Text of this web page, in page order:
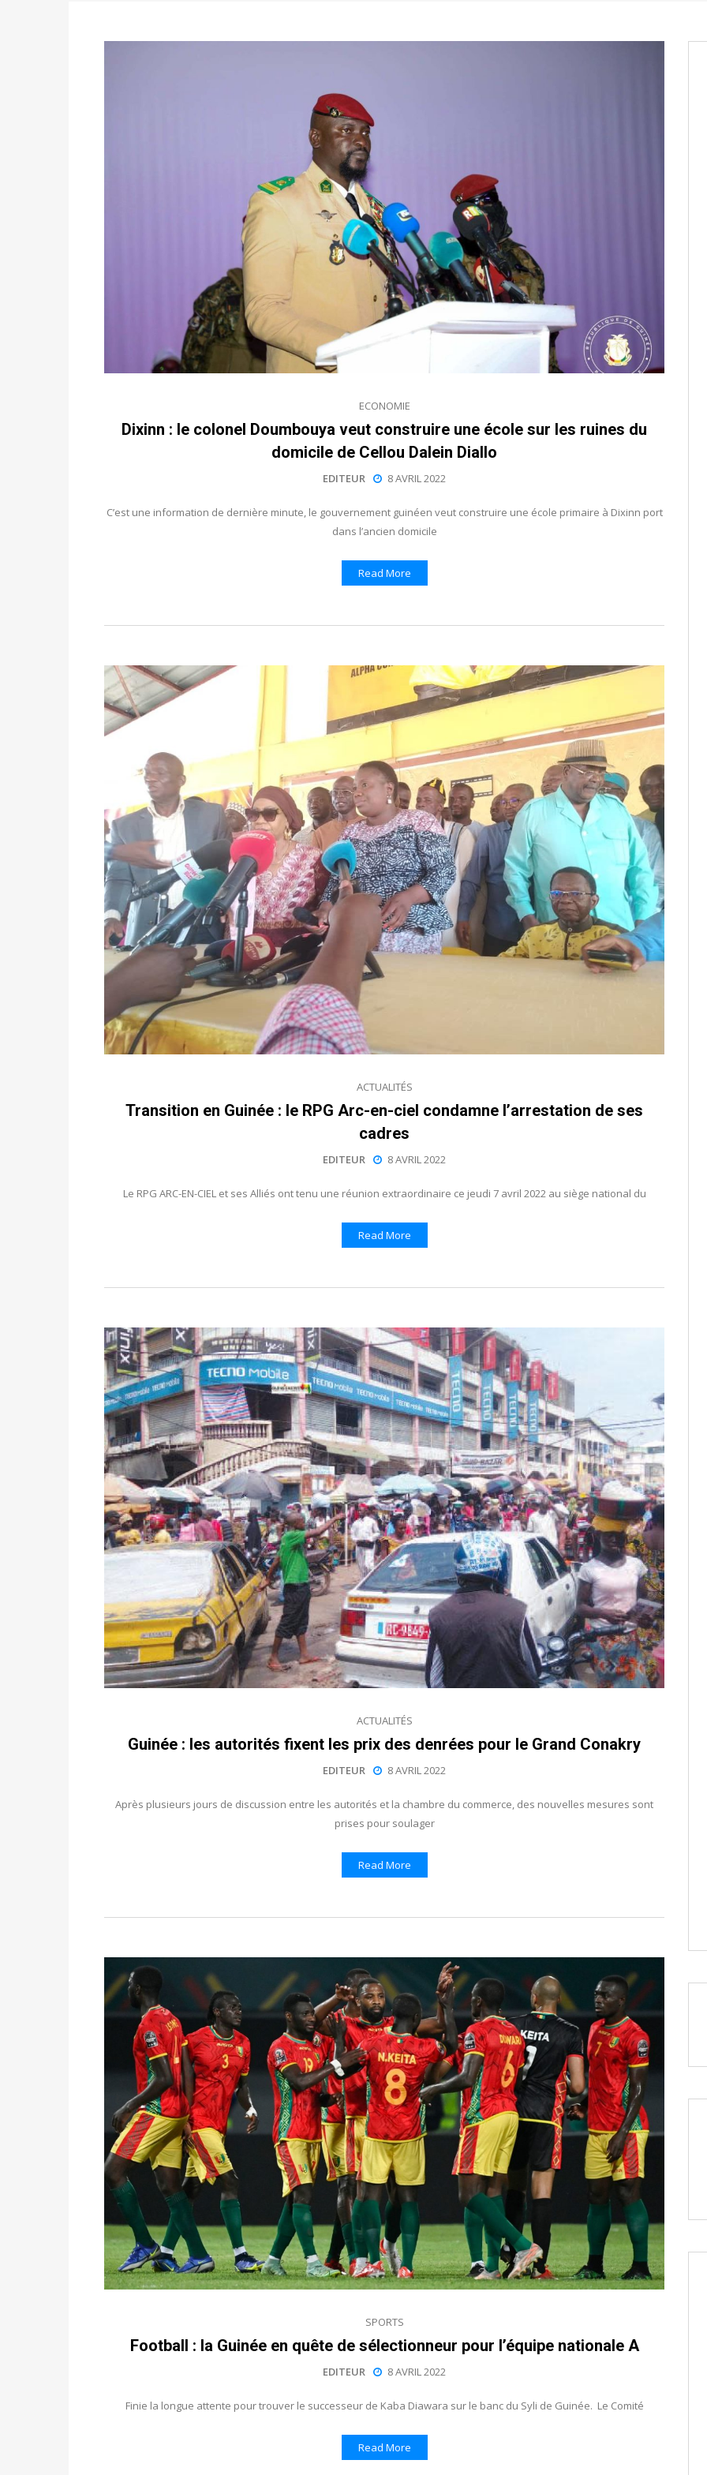
Politique-Délégués de bureaux de vote : vos informations à transmettre
Proclamation des résultats globaux provisoires et des
statistiques des législatives et communales : ce 4 juin à 18h
Suite de la publication des résultats partiels des élections de mai
Suite de la publication des résultats partiels des élections de mai
– mardi 02 juin à 17h
ECONOMIE
Dixinn : le colonel Doumbouya veut construire une école sur les ruines du
domicile de Cellou Dalein Diallo
EDITEUR 8 AVRIL 2022
C’est une information de dernière minute, le gouvernement guinéen veut construire une école primaire à Dixinn port
dans l’ancien domicile
Read More
ACTUALITÉS
Transition en Guinée : le RPG Arc-en-ciel condamne l’arrestation de ses
cadres
EDITEUR 8 AVRIL 2022
Le RPG ARC-EN-CIEL et ses Alliés ont tenu une réunion extraordinaire ce jeudi 7 avril 2022 au siège national du
Read More
ACTUALITÉS
Guinée : les autorités fixent les prix des denrées pour le Grand Conakry
EDITEUR 8 AVRIL 2022
Après plusieurs jours de discussion entre les autorités et la chambre du commerce, des nouvelles mesures sont
prises pour soulager
Read More
SPORTS
Football : la Guinée en quête de sélectionneur pour l’équipe nationale A
EDITEUR 8 AVRIL 2022
Finie la longue attente pour trouver le successeur de Kaba Diawara sur le banc du Syli de Guinée. Le Comité
Read More